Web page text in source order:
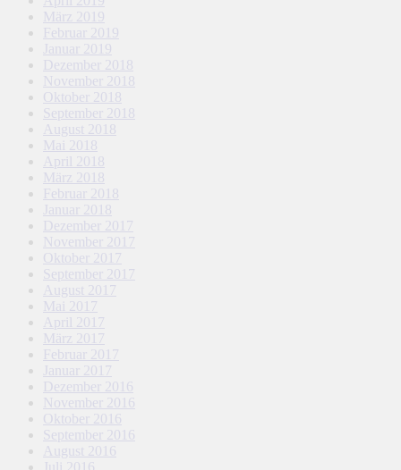
März 2019
Februar 2019
Januar 2019
Dezember 2018
November 2018
Oktober 2018
September 2018
August 2018
Mai 2018
April 2018
März 2018
Februar 2018
Januar 2018
Dezember 2017
November 2017
Oktober 2017
September 2017
August 2017
Mai 2017
April 2017
März 2017
Februar 2017
Januar 2017
Dezember 2016
November 2016
Oktober 2016
September 2016
August 2016
Juli 2016